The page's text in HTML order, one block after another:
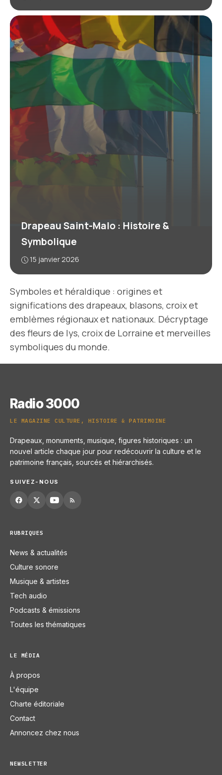
Drapeau Saint-Malo : Histoire &
Symbolique
15 janvier 2026
Symboles et héraldique : origines et
significations des drapeaux, blasons, croix et
emblèmes régionaux et nationaux. Décryptage
des fleurs de lys, croix de Lorraine et merveilles
symboliques du monde.
Radio 3000
LE MAGAZINE CULTURE, HISTOIRE & PATRIMOINE
Drapeaux, monuments, musique, figures historiques : un
nouvel article chaque jour pour redécouvrir la culture et le
patrimoine français, sourcés et hiérarchisés.
SUIVEZ-NOUS
RUBRIQUES
News & actualités
Culture sonore
Musique & artistes
Tech audio
Podcasts & émissions
Toutes les thématiques
LE MÉDIA
À propos
L'équipe
Charte éditoriale
Contact
Annoncez chez nous
NEWSLETTER